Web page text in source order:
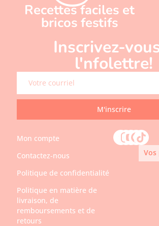
Recettes faciles et
bricos festifs
Inscrivez-
l'nfolettre!
M'inscrire
Mon compte
Contactez-nous
Politique de confidentialité
Politique en matière de
livraison, de
remboursements et de
retours
Vos